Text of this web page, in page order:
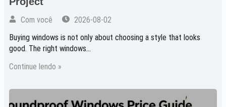
Com você
2026-08-02
Buying windows is not only about choosing a style that looks
good. The right windows...
Continue lendo »